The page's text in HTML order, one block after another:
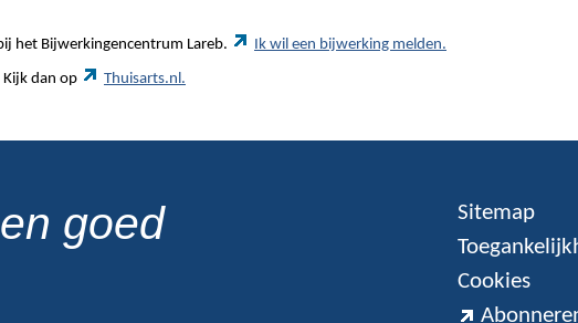
het Bijwerkingencentrum Lareb. Ik wil een bijwerking melden.
dan op Thuisarts.nl.
goed
Sitemap
Cookies